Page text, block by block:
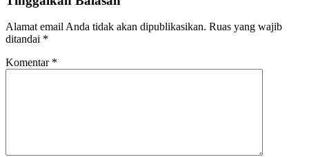
Alamat email Anda tidak akan dipublikasikan. Ruas yang wajib
ditandai *
Komentar *